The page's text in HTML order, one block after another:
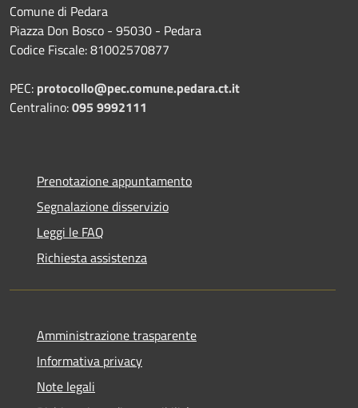
Comune di Pedara
Piazza Don Bosco - 95030 - Pedara
Codice Fiscale: 81002570877
PEC: protocollo@pec.comune.pedara.ct.it
Centralino:095 9992111
Prenotazione appuntamento
Segnalazione disservizio
Leggi le FAQ
Richiesta assistenza
Amministrazione trasparente
Informativa privacy
Note legali